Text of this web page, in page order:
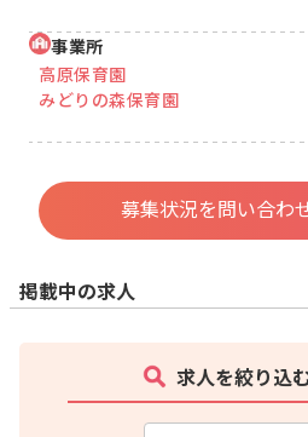
事業所
高原保育園
みどりの森保育園
募集状況を問い合わ
掲載中の求人
求人を絞り込